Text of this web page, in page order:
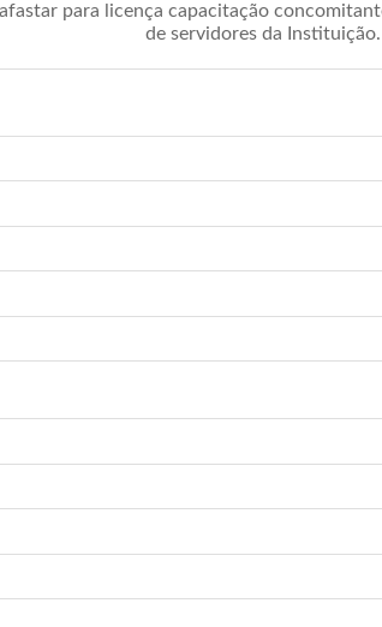
para licença capacitação
de servidores da Instituição.